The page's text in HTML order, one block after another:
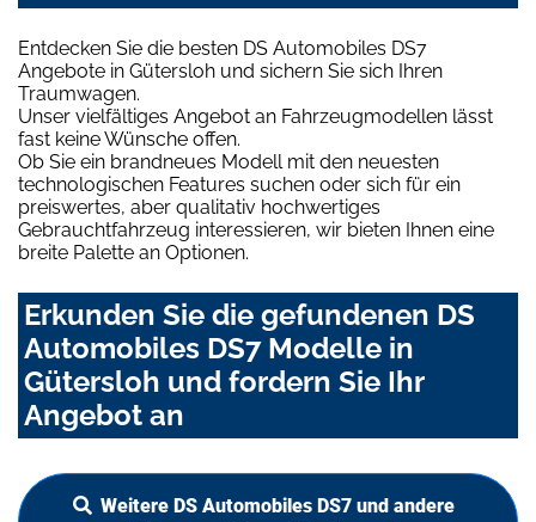
Entdecken Sie die besten DS Automobiles DS7
Angebote in Gütersloh und sichern Sie sich Ihren
Traumwagen.
Unser vielfältiges Angebot an Fahrzeugmodellen lässt
fast keine Wünsche offen.
Ob Sie ein brandneues Modell mit den neuesten
technologischen Features suchen oder sich für ein
preiswertes, aber qualitativ hochwertiges
Gebrauchtfahrzeug interessieren, wir bieten Ihnen eine
breite Palette an Optionen.
Erkunden Sie die gefundenen DS
Automobiles DS7 Modelle in
Gütersloh und fordern Sie Ihr
Angebot an
Weitere DS Automobiles DS7 und andere